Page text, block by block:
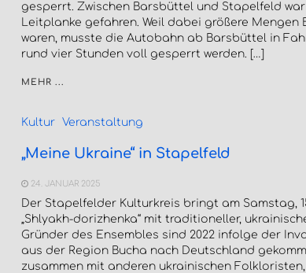
gesperrt. Zwischen Barsbüttel und Stapelfeld war
Leitplanke gefahren. Weil dabei größere
waren, musste die Autobahn ab Barsbüttel in
rund vier Stunden voll gesperrt werden. […]
MEHR ...
Kultur Veranstaltung
„Meine Ukraine“ in Stapelfeld
24. JANUAR 2025
Der Stapelfelder Kulturkreis bringt am Samstag,
„Shlyakh-dorizhenka“ mit traditioneller,
Gründer des Ensembles sind 2022 infolge der
aus der Region Bucha nach Deutschland
zusammen mit anderen ukrainischen